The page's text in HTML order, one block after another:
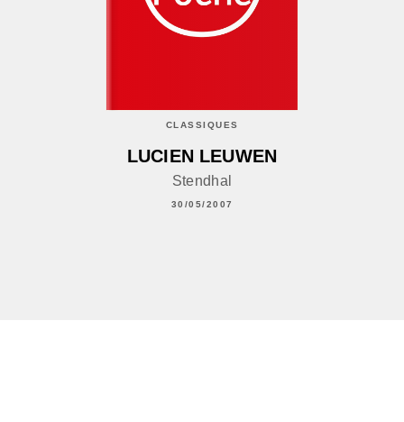
CLASSIQUES
LUCIEN LEUWEN
Stendhal
30/05/2007